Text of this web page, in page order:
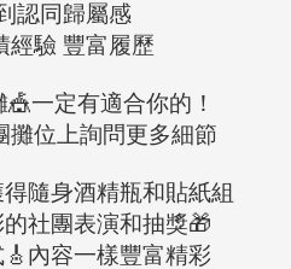
認同歸屬感
驗 豐富履歷
一定有適合你的！
攤位上詢問更多細節
隨身酒精瓶和貼紙組
社團表演和抽獎🎁
內容一樣豐富精彩